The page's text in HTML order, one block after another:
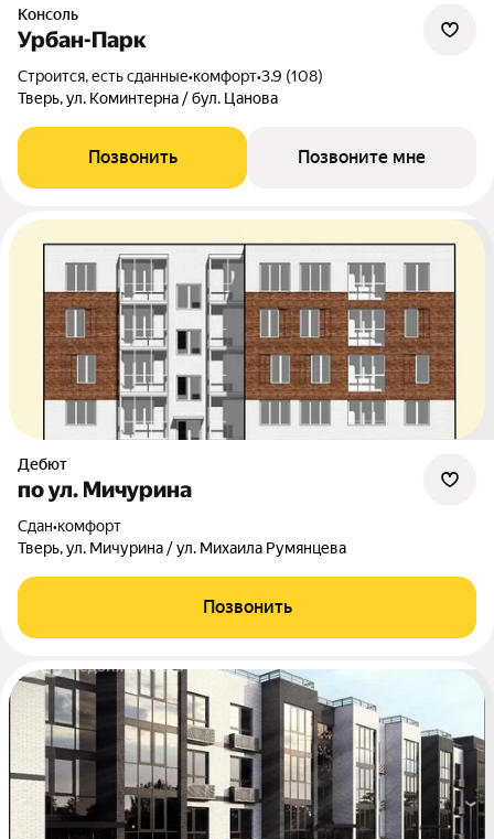
Консоль
Урбан-Парк
Строится, есть сданные•комфорт•3.9 (108)
Тверь, ул. Коминтерна / бул. Цанова
Позвонить Позвоните мне
Дебют
по ул. Мичурина
Сдан•комфорт
Тверь, ул. Мичурина / ул. Михаила Румянцева
Позвонить